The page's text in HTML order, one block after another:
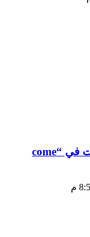
الشاب خالد يوحّد جميع الجنسيات في “come